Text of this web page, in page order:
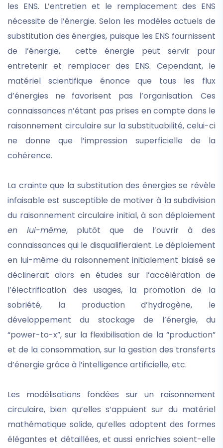
les ENS. L’entretien et le remplacement des ENS
nécessite de l’énergie. Selon les modèles actuels de
substitution des énergies, puisque les ENS fournissent
de l’énergie, cette énergie peut servir pour
entretenir et remplacer des ENS. Cependant, le
matériel scientifique énonce que tous les flux
d’énergies ne favorisent pas l’organisation. Ces
connaissances n’étant pas prises en compte dans le
raisonnement circulaire sur la substituabilité, celui-ci
ne donne que l’impression superficielle de la
cohérence.
La crainte que la substitution des énergies se révèle
infaisable est susceptible de motiver à la subdivision
du raisonnement circulaire initial, à son déploiement
en lui-même, plutôt que de l’ouvrir à des
connaissances qui le disqualifieraient. Le déploiement
en lui-même du raisonnement initialement biaisé se
déclinerait alors en études sur l’accélération de
l’électrification des usages, la promotion de la
sobriété, la production d’hydrogène, le
développement du stockage de l’énergie, du
“power-to-x”, sur la flexibilisation de la “production”
et de la consommation, sur la gestion des transferts
d’énergie grâce à l’intelligence artificielle, etc.
Les modélisations fondées sur un raisonnement
circulaire, bien qu’elles s’appuient sur du matériel
mathématique solide, qu’elles adoptent des formes
élégantes et détaillées, et aussi enrichies soient-elle